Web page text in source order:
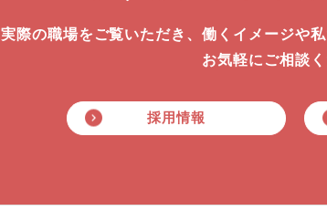
実際の職場をご覧いただき、働くイメージや
お気軽にご相談く
採用情報